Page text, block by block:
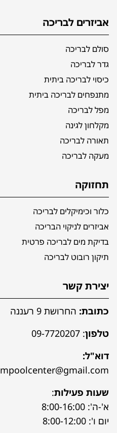
אביזרים לבריכה
סולם לבריכה
גדר לבריכה
כיסוי לבריכה ביתית
מתנפחים לבריכה ביתית
מפל לבריכה
מקלחון לגינה
תאורה לבריכה
מעקה לבריכה
תחזוקה
כלור וכימיקלים לבריכה
אביזרים לניקוי הבריכה
בדיקת מים לבריכה פרטית
תיקון רובוט לבריכה
יצירת קשר
כתובת: החרושת 9 רעננה
טלפון:
09-7720207
דוא"ל:
mpoolcenter@gmail.com
שעות פעילות:
א'-ה': 8:00-16:00
יום ו': 8:00-12:00